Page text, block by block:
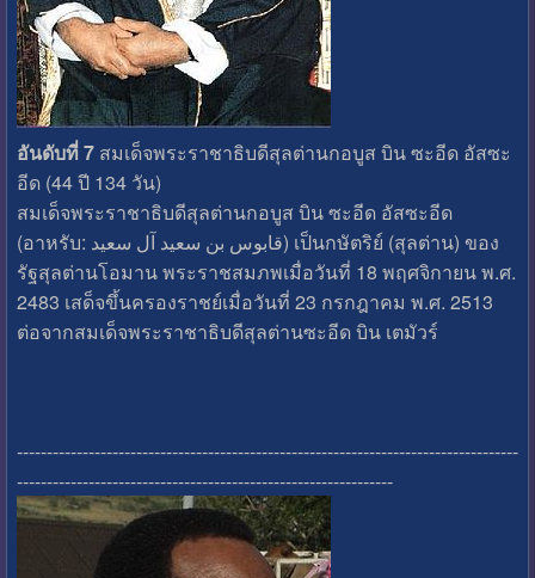
อันดับที่ 7สมเด็จพระราชาธิบดีสุลต่านกอบูส บิน ซะอีด อัสซะ
อีด (44 ปี 134 วัน)
สมเด็จพระราชาธิบดีสุลต่านกอบูส บิน ซะอีด อัสซะอีด
(อาหรับ: قابوس بن سعيد آل سعيد‎) เป็นกษัตริย์ (สุลต่าน) ของ
รัฐสุลต่านโอมาน พระราชสมภพเมื่อวันที่ 18 พฤศจิกายน พ.ศ.
2483 เสด็จขึ้นครองราชย์เมื่อวันที่ 23 กรกฎาคม พ.ศ. 2513
ต่อจากสมเด็จพระราชาธิบดีสุลต่านซะอีด บิน เตมัวร์
------------------------------------------------------------------------------------
---------------------------------------------------------------